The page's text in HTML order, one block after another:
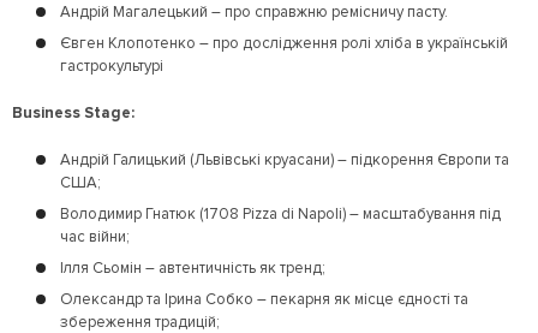
Андрій Магалецький – про справжню ремісничу пасту.
Євген Клопотенко – про дослідження ролі хліба в українській
гастрокультурі
Business Stage:
Андрій Галицький (Львівські круасани) – підкорення Європи та
США;
Володимир Гнатюк (1708 Pizza di Napoli) – масштабування під
час війни;
Ілля Сьомін – автентичність як тренд;
Олександр та Ірина Собко – пекарня як місце єдності та
збереження традицій;